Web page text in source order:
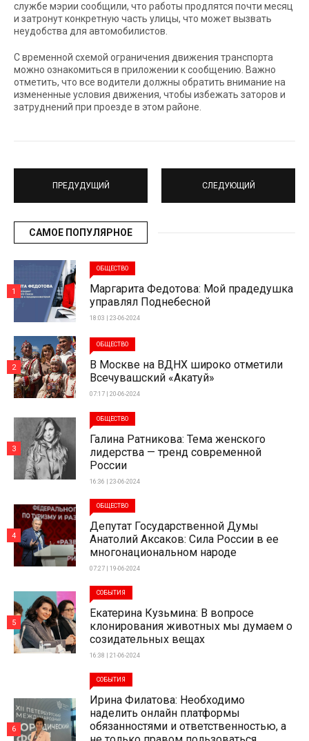
службе мэрии сообщили, что работы продлятся почти месяц
и затронут конкретную часть улицы, что может вызвать
неудобства для автомобилистов.
С временной схемой ограничения движения транспорта
можно ознакомиться в приложении к сообщению. Важно
отметить, что все водители должны обратить внимание на
измененные условия движения, чтобы избежать заторов и
затруднений при проезде в этом районе.
ПРЕДУДУЩИЙ СЛЕДУЮЩИЙ
САМОЕ ПОПУЛЯРНОЕ
ОБЩЕСТВО
Маргарита Федотова: Мой прадедушка
управлял Поднебесной
18:03 | 23-06-2024
1
ОБЩЕСТВО
В Москве на ВДНХ широко отметили
Всечувашский «Акатуй»
07:17 | 20-06-2024
2
ОБЩЕСТВО
Галина Ратникова: Тема женского
лидерства — тренд современной
России
16:36 | 23-06-2024
3
ОБЩЕСТВО
Депутат Государственной Думы
Анатолий Аксаков: Сила России в ее
многонациональном народе
07:27 | 19-06-2024
4
СОБЫТИЯ
Екатерина Кузьмина: В вопросе
клонирования животных мы думаем о
созидательных вещах
16:38 | 21-06-2024
5
СОБЫТИЯ
Ирина Филатова: Необходимо
наделить онлайн платформы
обязанностями и ответственностью, а
6